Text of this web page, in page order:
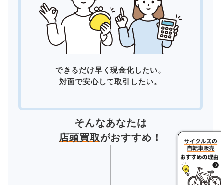
できるだけ早く現金化したい。
対面で安心して取引したい。
そんなあなたは
店頭買取がおすすめ！